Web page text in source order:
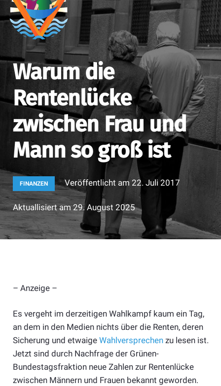
Warum die
Rentenlücke
zwischen Frau und
Mann so groß ist
FINANZEN Veröffentlicht am22. Juli 2017
Aktuallisiert am 29. August 2025
– Anzeige –
Es vergeht im derzeitigen Wahlkampf kaum ein Tag,
an dem in den Medien nichts über die Renten, deren
Sicherung und etwaige Wahlversprechenzu lesen ist.
Jetzt sind durch Nachfrage der Grünen-
Bundestagsfraktion neue Zahlen zur Rentenlücke
zwischen Männern und Frauen bekannt geworden.